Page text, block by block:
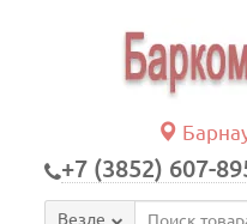
+7 (3852) 607-
Везде